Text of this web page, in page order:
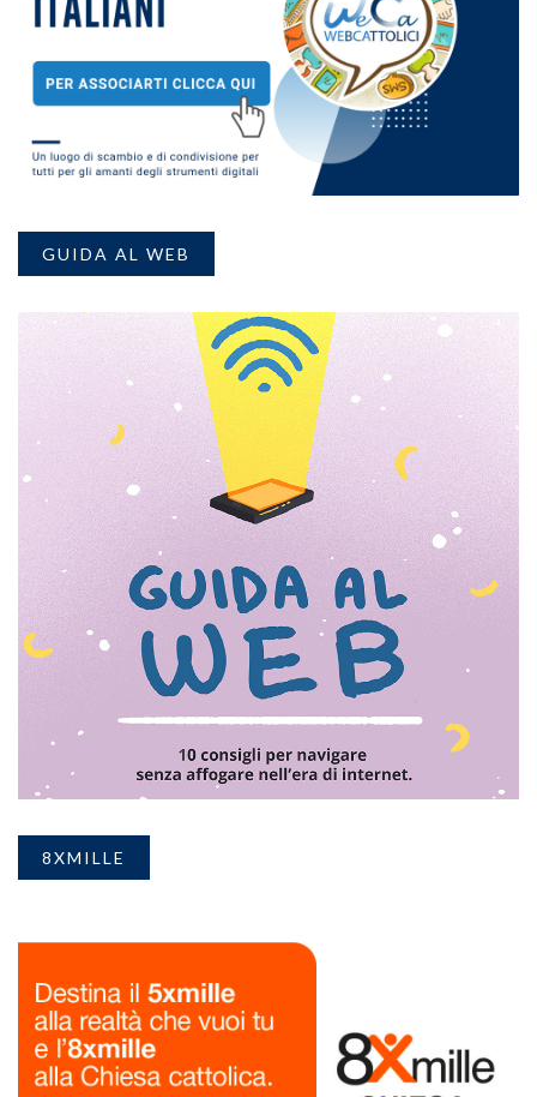
GUIDA AL WEB
8XMILLE